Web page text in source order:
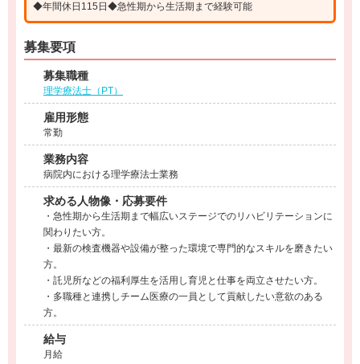
◆年間休日115日◆急性期から生活期まで経験可能
募集要項
募集職種
理学療法士（PT）
雇用形態
常勤
業務内容
病院内における理学療法士業務
求める人物像・応募要件
・急性期から生活期まで幅広いステージでのリハビリテーションに
関わりたい方。
・最新の検査機器や設備が整った環境で専門的なスキルを磨きたい
方。
・託児所などの福利厚生を活用し育児と仕事を両立させたい方。
・多職種と連携しチーム医療の一員として貢献したい意欲のある
方。
給与
月給